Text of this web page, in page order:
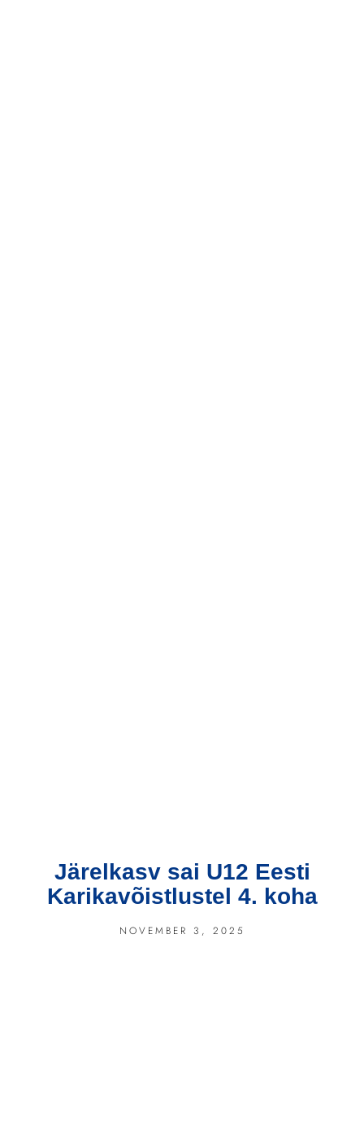
Järelkasv sai U12 Eesti
Karikavõistlustel 4. koha
NOVEMBER 3, 2025